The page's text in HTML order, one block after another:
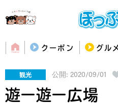
クーポン グル
観光 公開: 2020/09/01
遊ー遊ー広場